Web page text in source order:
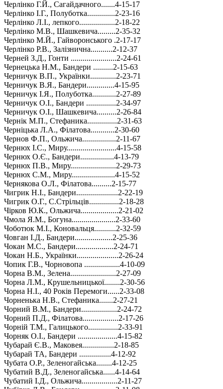
Черлінко Г.Й., Сагайдачного.......4-15-17
Черлінко І.Г., Полуботка..............2-23-16
Черлінко Л.І., лепкого..................2-18-22
Черлінко М.В., Шашкевича.........2-35-32
Черлінко М.Й., Гайворонського .2-17-17
Черлінко Р.В., Залізнична...........2-12-37
Черней З.Д., Гонти .......................2-24-61
Чернецька Н.М., Бандери ..........2-15-63
Черничук В.П., Українки.............2-23-71
Черничук В.Я., Бандери..............4-15-95
Черничук І.Я., Полуботка............2-27-89
Черничук О.І., Бандери ...............2-34-97
Черничук О.І., Шашкевича..........2-26-84
Чернік М.П., Стефаника...............2-31-63
Черніцька Л.А., Філатова............2-30-60
Чернов Ф.П., Ольжича.................2-11-67
Чернюх І.С., Миру.........................4-15-58
Чернюх О.Є., Бандери.................4-13-79
Чернюх П.В., Миру.......................2-29-73
Чернюх С.М., Миру......................4-15-52
Чернякова О.Л., Філатова..........2-15-77
Чигрик Н.І., Бандери.....................2-22-19
Чигрик О.Г., С.Стрільців...............2-18-28
Чірков Ю.К., Ольжича...................2-21-02
Чмола Я.М., Богуна......................2-33-60
Чоботюк М.І., Коновальця...........2-32-59
Човган І.Д., Бандери...................2-25-36
Чокан М.С., Бандери...................2-24-71
Чокан Н.Б., Українки.....................2-26-24
Чопик Г.В., Чорновопа ..................4-10-09
Чорна В.М., Зелена.......................2-27-09
Чорна Л.М., Крушельницької........2-30-56
Чорна Н.І., 40 Років Перемоги......2-33-08
Чорненька Н.В., Стефаника.......2-27-21
Чорний В.М., Бандери..................2-24-72
Чорний П.Д., Філатова..................2-17-26
Чорній Т.М., Галицького...............2-33-91
Чорняк О.І., Бандери ....................4-15-82
Чубарай Є.В., Маковея................2-18-85
Чубарай ТА, Бандери ................4-12-92
Чубата О.Р., Зеленогайська........4-12-25
Чубатий В.Д., Зеленогайська......4-14-64
Чубатий І.Д., Ольжича..................2-11-27